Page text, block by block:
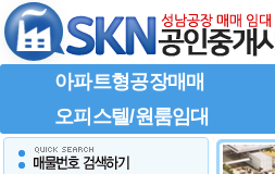
아파트형공장매매
오피스텔/원룸임대